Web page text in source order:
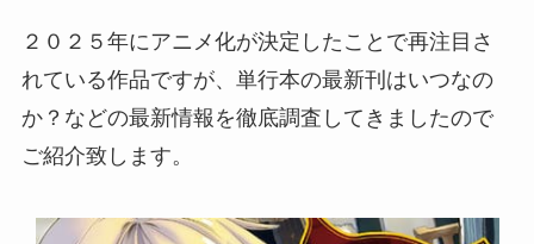
２０２５年にアニメ化が決定したことで再注目さ
れている作品ですが、単行本の最新刊はいつなの
か？などの最新情報を徹底調査してきましたので
ご紹介致します。